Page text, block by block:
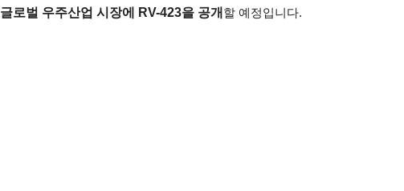
글로벌 우주산업 시장에 RV-423을 공개 할 예정입니다.